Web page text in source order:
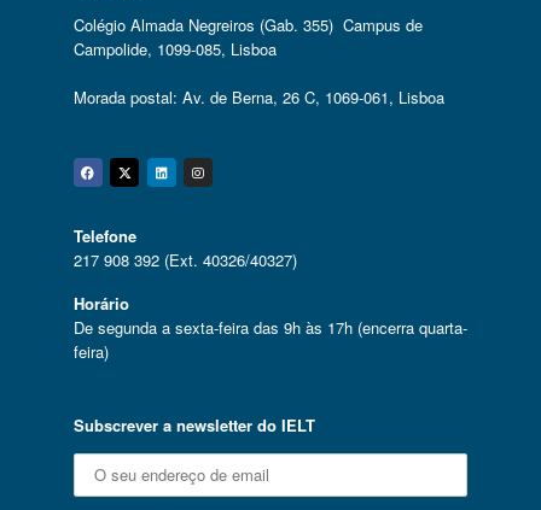
Colégio Almada Negreiros (Gab. 355) Campus de
Campolide, 1099-085, Lisboa
Morada postal: Av. de Berna, 26 C, 1069-061, Lisboa
Facebook
Twitter
Linkedin
Instagram
Telefone
217 908 392 (Ext. 40326/40327)
Horário
De segunda a sexta-feira das 9h às 17h (encerra quarta-
feira)
Subscrever a newsletter do IELT